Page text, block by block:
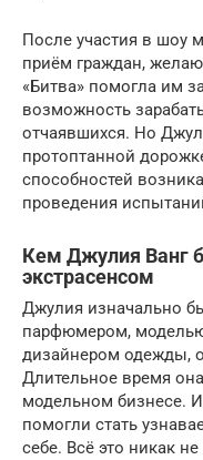
После участия в шоу
приём граждан,
«Битва» помогла им
возможность
отчаявшихся. Но
протоптанной
способностей
проведения
Кем Джулия Ванг
экстрасенсом
Джулия изначально
парфюмером,
дизайнером одежды,
Длительное время
модельном бизнесе.
помогли стать
себе. Всё это никак